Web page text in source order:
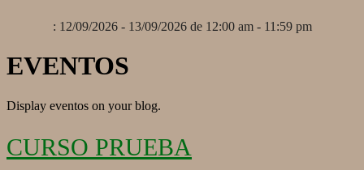
: 12/09/2026 - 13/09/2026 de 12:00 am - 11:59 pm
EVENTOS
Display eventos on your blog.
CURSO PRUEBA